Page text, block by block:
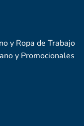
y Ropa de Trabajo
y Promocionales